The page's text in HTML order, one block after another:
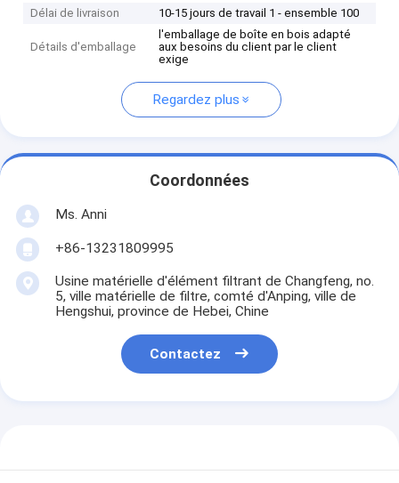
Délai de livraison 10-15 jours de travail 1 - ensemble 100
Détails d'emballage
l'emballage de boîte en bois adapté
aux besoins du client par le client
exige
Regardez plus
Coordonnées
Ms. Anni
+86-13231809995
Usine matérielle d'élément filtrant de Changfeng, no.
5, ville matérielle de filtre, comté d'Anping, ville de
Hengshui, province de Hebei, Chine
Contactez